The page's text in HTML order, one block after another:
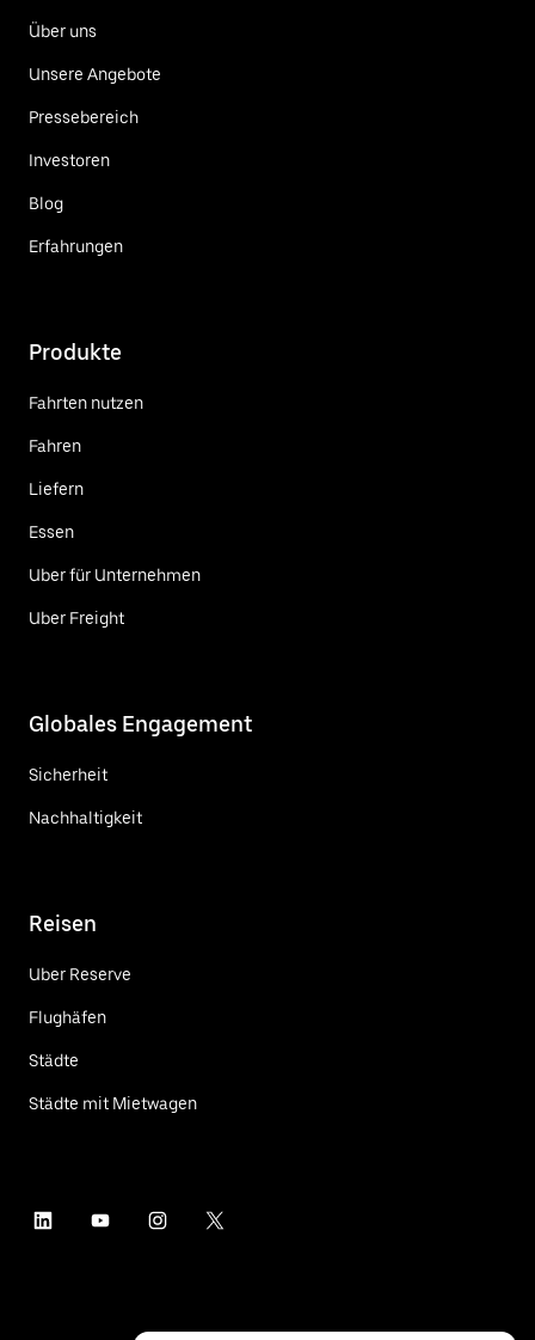
Über uns
Unsere Angebote
Pressebereich
Investoren
Blog
Erfahrungen
Produkte
Fahrten nutzen
Fahren
Liefern
Essen
Uber für Unternehmen
Uber Freight
Globales Engagement
Sicherheit
Nachhaltigkeit
Reisen
Uber Reserve
Flughäfen
Städte
Städte mit Mietwagen